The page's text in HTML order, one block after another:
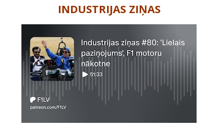
INDUSTRIJAS ZIŅAS